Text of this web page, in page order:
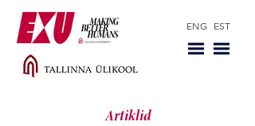
ENG EST
Artiklid